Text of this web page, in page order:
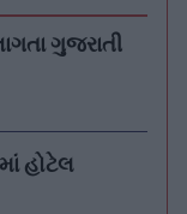
ગુજરાતી
હોટેલ